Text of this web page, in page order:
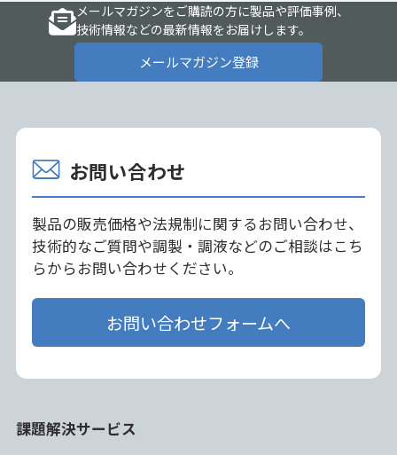
メールマガジンをご購読の方に製品や評価事例、
技術情報などの最新情報をお届けします。
メールマガジン登録
お問い合わせ
製品の販売価格や法規制に関するお問い合わせ、
技術的なご質問や調製・調液などのご相談はこち
らからお問い合わせください。
お問い合わせフォームへ
課題解決サービス